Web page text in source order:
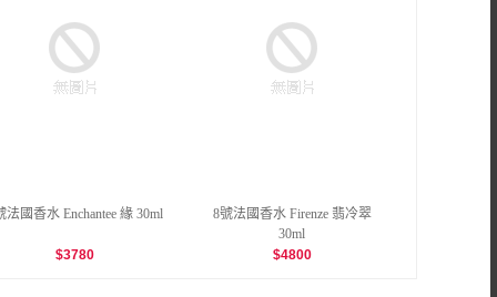
法國香水 Enchantee 緣 30ml
$3780
8號法國香水 Firenze 翡冷翠
30ml
$4800